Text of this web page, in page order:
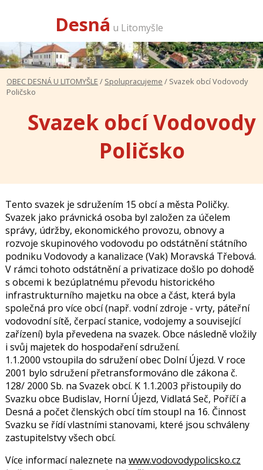
Desná u Litomyšle
OBEC DESNÁ U LITOMYŠLE / Spolupracujeme / Svazek obcí Vodovody
Poličsko
Svazek obcí Vodovody
Poličsko
Tento svazek je sdružením 15 obcí a města Poličky.
Svazek jako právnická osoba byl založen za účelem
správy, údržby, ekonomického provozu, obnovy a
rozvoje skupinového vodovodu po odstátnění státního
podniku Vodovody a kanalizace (Vak) Moravská Třebová.
V rámci tohoto odstátnění a privatizace došlo po dohodě
s obcemi k bezúplatnému převodu historického
infrastrukturního majetku na obce a část, která byla
společná pro více obcí (např. vodní zdroje - vrty, páteřní
vodovodní sítě, čerpací stanice, vodojemy a související
zařízení) byla převedena na svazek. Obce následně vložily
i svůj majetek do hospodaření sdružení.
1.1.2000 vstoupila do sdružení obec Dolní Újezd. V roce
2001 bylo sdružení přetransformováno dle zákona č.
128/ 2000 Sb. na Svazek obcí. K 1.1.2003 přistoupily do
Svazku obce Budislav, Horní Újezd, Vidlatá Seč, Poříčí a
Desná a počet členských obcí tím stoupl na 16. Činnost
Svazku se řídí vlastními stanovami, které jsou schváleny
zastupitelstvy všech obcí.
Více informací naleznete na www.vodovodypolicsko.cz